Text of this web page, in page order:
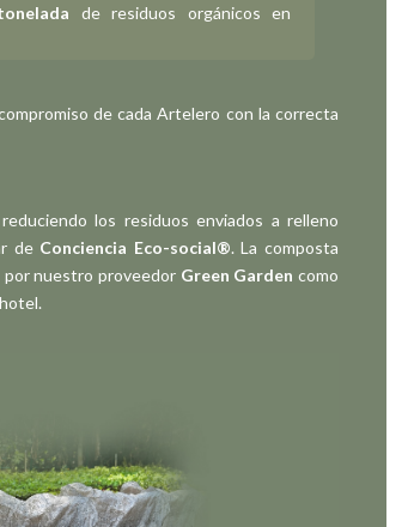
de residuos orgánicos en
de cada Artelero con la correcta
los residuos enviados a relleno
de Conciencia Eco-social®. La composta
por nuestro proveedor Green Garden como